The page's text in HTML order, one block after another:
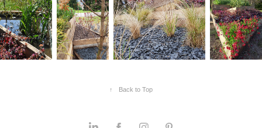
↑ Back to Top